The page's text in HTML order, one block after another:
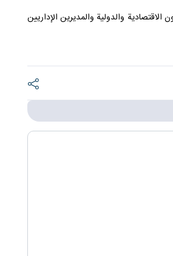
والدولية والمديرين الإداريين